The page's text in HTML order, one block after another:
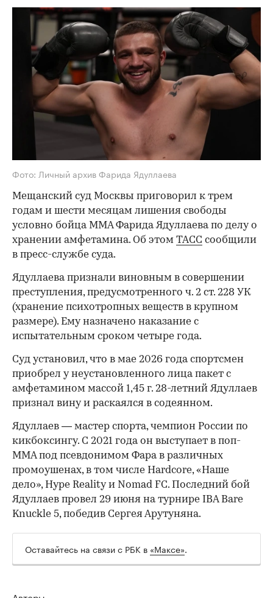
Фото: Личный архив Фарида Ядуллаева
Мещанский суд Москвы приговорил к трем
годам и шести месяцам лишения свободы
условно бойца ММА Фарида Ядуллаева по делу о
хранении амфетамина. Об этом ТАСС сообщили
в пресс-службе суда.
Ядуллаева признали виновным в совершении
преступления, предусмотренного ч. 2 ст. 228 УК
(хранение психотропных веществ в крупном
размере). Ему назначено наказание с
испытательным сроком четыре года.
Суд установил, что в мае 2026 года спортсмен
приобрел у неустановленного лица пакет с
амфетамином массой 1,45 г. 28-летний Ядуллаев
признал вину и раскаялся в содеянном.
Ядуллаев — мастер спорта, чемпион России по
кикбоксингу. С 2021 года он выступает в поп-
ММА под псевдонимом Фара в различных
промоушенах, в том числе Hardcore, «Наше
дело», Hype Reality и Nomad FC. Последний бой
Ядуллаев провел 29 июня на турнире IBA Bare
Knuckle 5, победив Сергея Арутуняна.
Оставайтесь на связи с РБК в «Максе».